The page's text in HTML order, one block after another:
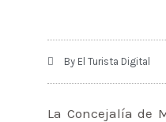
By El Turista Digital
La Concejalía de